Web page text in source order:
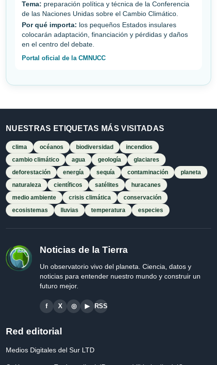
Tema: preparación política y técnica de la Conferencia
de las Naciones Unidas sobre el Cambio Climático.
Por qué importa: los pequeños Estados insulares
colocarán adaptación, financiación y pérdidas y daños
en el centro del debate.
Portal oficial de la CMNUCC
NUESTRAS ETIQUETAS MÁS VISITADAS
clima océanos biodiversidad
incendios
cambio climático
agua geología
glaciares
deforestación
energía sequía contaminación
planeta
naturaleza
científicos satélites
huracanes
medio ambiente
crisis climática
conservación
ecosistemas
lluvias temperatura especies
Noticias de la Tierra
Un observatorio vivo del planeta. Ciencia, datos y
noticias para entender nuestro mundo y construir un
futuro mejor.
f X ◎ ▶ RSS
Red editorial
Medios Digitales del Sur LTD